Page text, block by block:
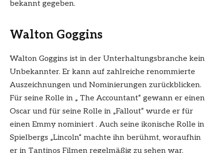
bekannt gegeben.
Walton Goggins
Walton Goggins ist in der Unterhaltungsbranche kein
Unbekannter. Er kann auf zahlreiche renommierte
Auszeichnungen und Nominierungen zurückblicken.
Für seine Rolle in „ The Accountant“ gewann er einen
Oscar und für seine Rolle in „Fallout“ wurde er für
einen Emmy nominiert . Auch seine ikonische Rolle in
Spielbergs „Lincoln“ machte ihn berühmt, woraufhin
er in Tantinos Filmen regelmäßig zu sehen war.